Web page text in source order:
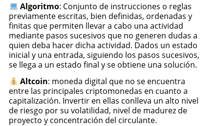
Algoritmo: Conjunto de instrucciones o reglas
previamente escritas, bien definidas, ordenadas y
finitas que permiten llevar a cabo una actividad
mediante pasos sucesivos que no generen dudas a
quien deba hacer dicha actividad. Dados un estado
inicial y una entrada, siguiendo los pasos sucesivos,
se llega a un estado final y se obtiene una solución.
Altcoin: moneda digital que no se encuentra
entre las principales criptomonedas en cuanto a
capitalización. Invertir en ellas conlleva un alto nivel
de riesgo por su volatilidad, nivel de madurez de
proyecto y concentración del circulante.